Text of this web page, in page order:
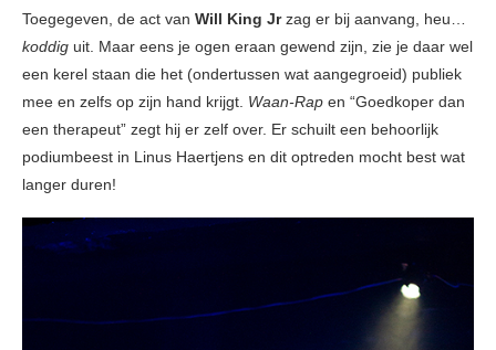
Toegegeven, de act van Will King Jrzag er bij aanvang, heu…
koddig uit. Maar eens je ogen eraan gewend zijn, zie je daar wel
een kerel staan die het (ondertussen wat aangegroeid) publiek
mee en zelfs op zijn hand krijgt. Waan-Rap en “Goedkoper dan
een therapeut” zegt hij er zelf over. Er schuilt een behoorlijk
podiumbeest in Linus Haertjens en dit optreden mocht best wat
langer duren!